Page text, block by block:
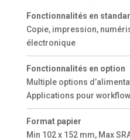
Fonctionnalités en
Copie, impression,
électronique
Fonctionnalités en option
Multiple options
Applications pour workflow
Format papier
Min 102 x 152 mm, Max